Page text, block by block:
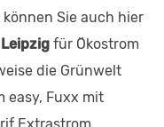
Sie auch hier
für Ökostrom
die Grünwelt
easy, Fuxx mit
Extrastrom